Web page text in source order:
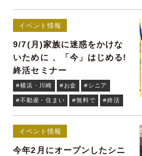
イベント情報
9/7(月)家族に迷惑をかけな
いために 、「今」はじめる!
終活セミナー
#横浜・川崎 #お金 #シニア
#不動産・住まい #無料で #終活
イベント情報
今年2月にオープンしたシニ